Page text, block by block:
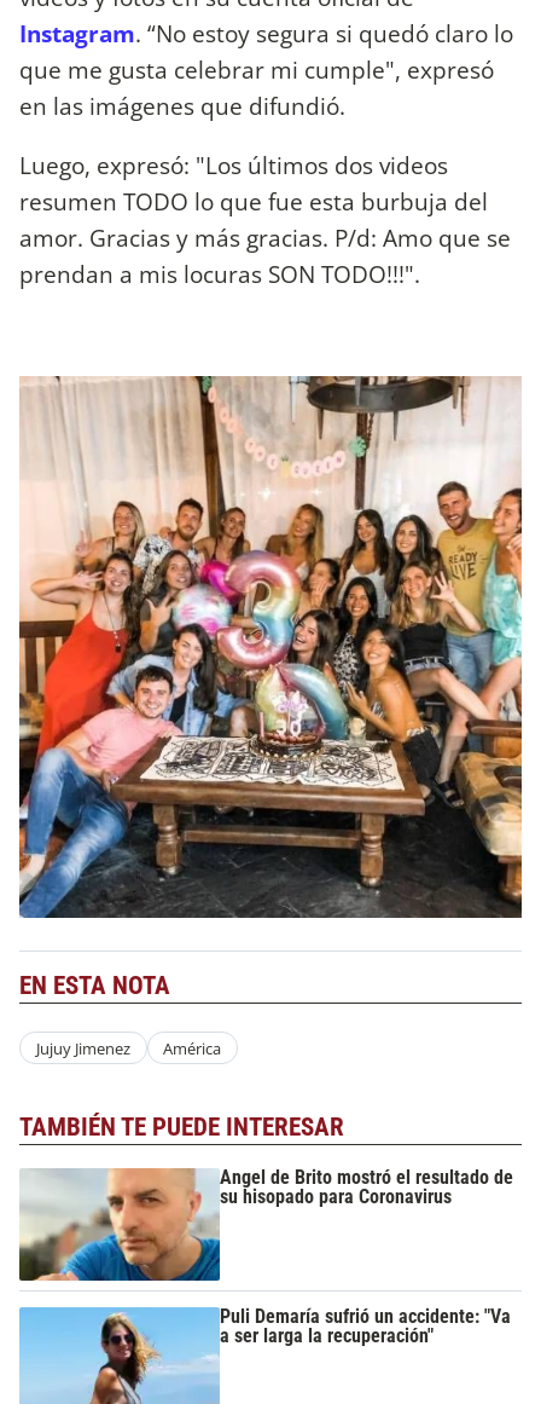
Instagram. “No estoy segura si quedó claro lo
que me gusta celebrar mi cumple", expresó
en las imágenes que difundió.
Luego, expresó: "Los últimos dos videos
resumen TODO lo que fue esta burbuja del
amor. Gracias y más gracias. P/d: Amo que se
prendan a mis locuras SON TODO!!!".
EN ESTA NOTA
Jujuy Jimenez América
TAMBIÉN TE PUEDE INTERESAR
Angel de Brito mostró el resultado de
su hisopado para Coronavirus
Puli Demaría sufrió un accidente: "Va
a ser larga la recuperación"